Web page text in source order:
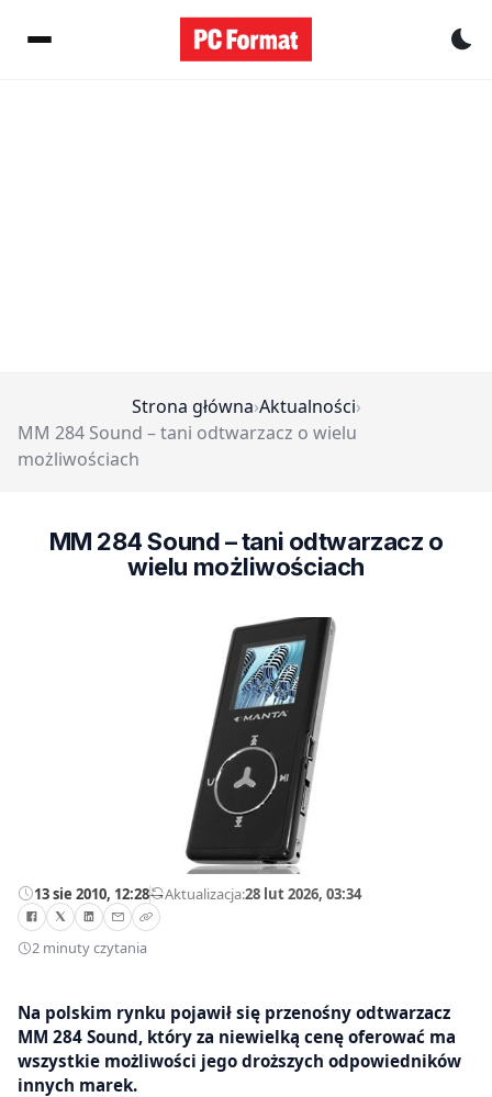
Strona główna›Aktualności›
MM 284 Sound – tani odtwarzacz o wielu
możliwościach
MM 284 Sound – tani odtwarzacz o
wielu możliwościach
13 sie 2010, 12:28—Aktualizacja:28 lut 2026, 03:34
2 minuty czytania
Na polskim rynku pojawił się przenośny odtwarzacz
MM 284 Sound, który za niewielką cenę oferować ma
wszystkie możliwości jego droższych odpowiedników
innych marek.